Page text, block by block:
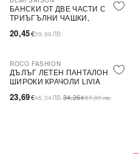
БАНСКИ ОТ ДВЕ ЧАСТИ С
ТРИЪГЪЛНИ ЧАШКИ,
20,45€39,99 ЛВ.
-31%
ROCO FASHION
ДЪЛЪГ ЛЕТЕН ПАНТАЛОН С
ШИРОКИ КРАЧОЛИ LIVIA
23,69€46,34 ЛВ.34,26€67,00лв.